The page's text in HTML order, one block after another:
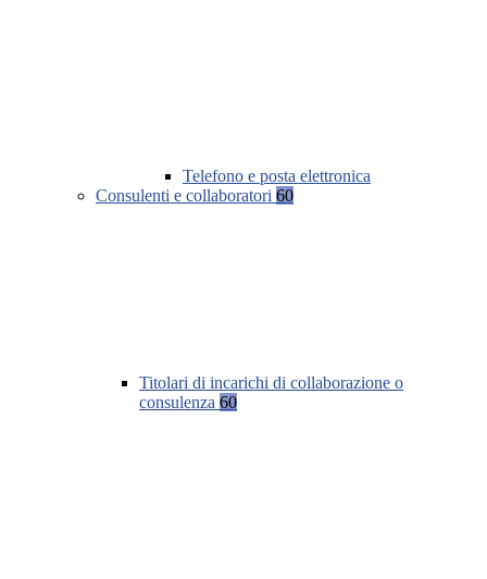
Telefono e posta elettronica
Consulenti e collaboratori 60
Titolari di incarichi di collaborazione o
consulenza 60